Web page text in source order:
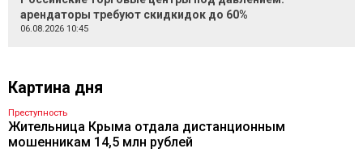
арендаторы требуют скидкидок до 60%
06.08.2026 10:45
Картина дня
Преступность
Жительница Крыма отдала дистанционным
мошенникам 14,5 млн рублей